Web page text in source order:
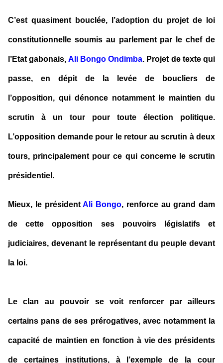
C’est quasiment bouclée, l’adoption du projet de loi
constitutionnelle soumis au parlement par le chef de
l’Etat gabonais, Ali Bongo Ondimba. Projet de texte qui
passe, en dépit de la levée de boucliers de
l’opposition, qui dénonce notamment le maintien du
scrutin à un tour pour toute élection politique.
L’opposition demande pour le retour au scrutin à deux
tours, principalement pour ce qui concerne le scrutin
présidentiel.
Mieux, le présidentAli Bongo, renforce au grand dam
de cette opposition ses pouvoirs législatifs et
judiciaires, devenant le représentant du peuple devant
la loi.
Le clan au pouvoir se voit renforcer par ailleurs
certains pans de ses prérogatives, avec notamment la
capacité de maintien en fonction à vie des présidents
de certaines institutions, à l’exemple de la cour